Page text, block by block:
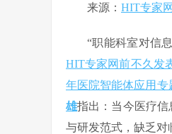
来源： HIT专家网
“职能科室对信
HIT专家网前不久发
年医院智能体应用专
雄指出：当今医疗信
与研发范式，缺乏